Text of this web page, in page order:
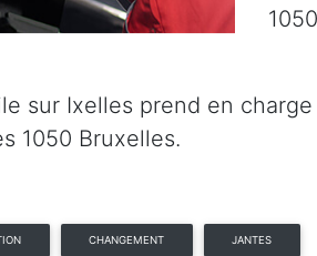
sur Ixelles prend en
1050 Bruxelles.
CHANGEMENT JANTES